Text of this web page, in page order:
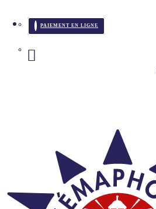
PAIEMENT EN LIGNE